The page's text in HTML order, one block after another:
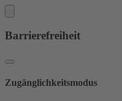
Barrierefreiheit
Zugänglichkeitsmodus